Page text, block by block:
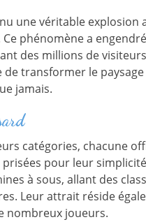
une véritable explosion
phénomène a
des millions de
transformer le paysage
jamais.
catégories, chacune
pour leur
à sous, allant des
Leur attrait réside
nombreux joueurs.